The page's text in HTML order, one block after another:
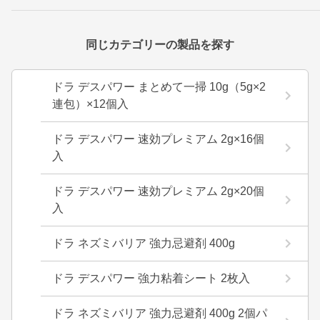
同じカテゴリーの製品を探す
ドラ デスパワー まとめて一掃 10g（5g×2
連包）×12個入
ドラ デスパワー 速効プレミアム 2g×16個
入
ドラ デスパワー 速効プレミアム 2g×20個
入
ドラ ネズミバリア 強力忌避剤 400g
ドラ デスパワー 強力粘着シート 2枚入
ドラ ネズミバリア 強力忌避剤 400g 2個パ